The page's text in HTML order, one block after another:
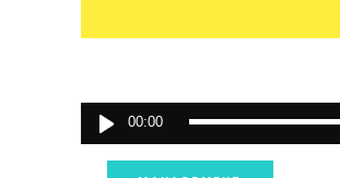
Lecteur
audio
00:00